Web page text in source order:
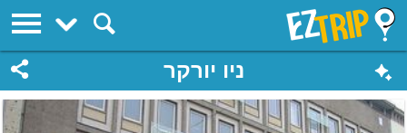
EZTrip
ניו יורקר